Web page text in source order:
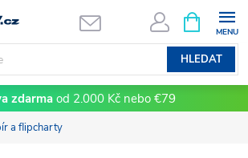
HLEDAT
NÁKUPNÍ
KOŠÍK
zdarma od 2.000 Kč nebo €79
a flipcharty